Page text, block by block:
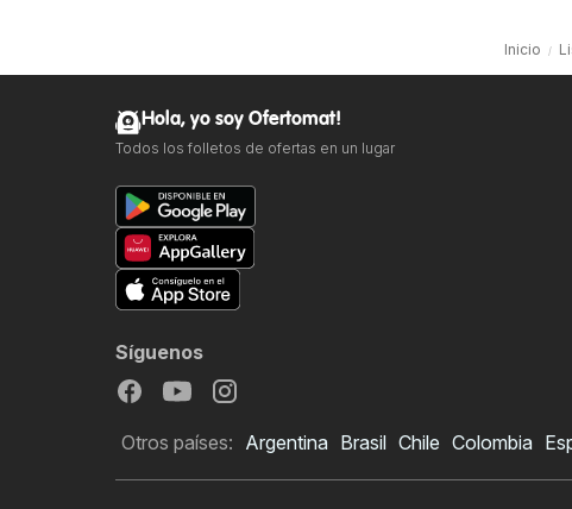
Inicio
Hola, yo soy Ofertomat!
Todos los folletos de ofertas en un lugar
Síguenos
Otros países: Argentina Brasil Chile Colombia